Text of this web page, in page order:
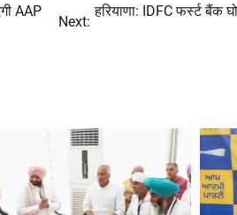
AAP
Next:
हरियाणा: IDFC फर्स्ट बैंक